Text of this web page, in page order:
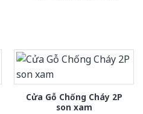
Cửa Gỗ Chống Cháy 2P
son xam